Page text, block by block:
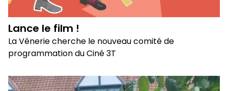
Lance le film !
La Vénerie cherche le nouveau comité de
programmation du Ciné 3T